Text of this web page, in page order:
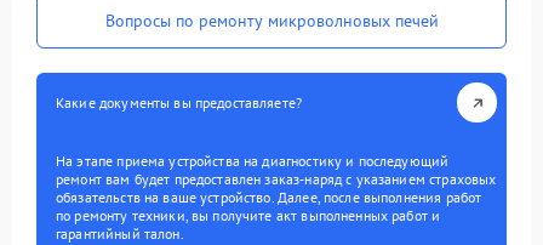
Вопросы по ремонту микроволновых печей
Какие документы вы предоставляете?
На этапе приема устройства на диагностику и последующий
ремонт вам будет предоставлен заказ-наряд с указанием страховых
обязательств на ваше устройство. Далее, после выполнения работ
по ремонту техники, вы получите акт выполненных работ и
гарантийный талон.